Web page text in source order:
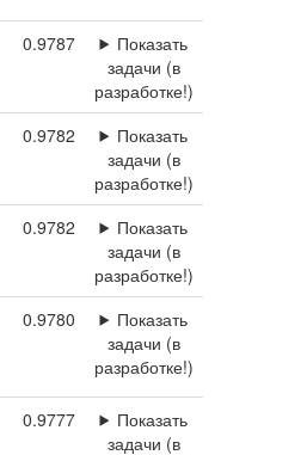
0.9787
Показать
задачи (в
разработке!)
0.9782
Показать
задачи (в
разработке!)
0.9782
Показать
задачи (в
разработке!)
0.9780
Показать
задачи (в
разработке!)
0.9777
Показать
задачи (в